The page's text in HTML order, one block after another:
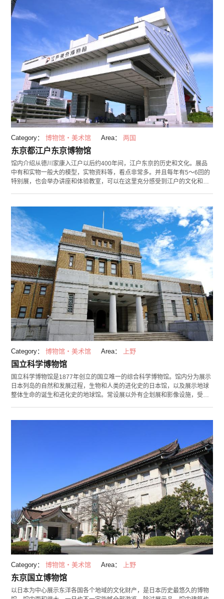
祀时才能够瞻仰其样貌。正殿旁边还有“大黑天堂”，里面祭祀着与谷中七福
神不同的"大黒天"。传说这个大黑神被丰臣秀吉所钟爱。
Category： 博物馆・美术馆 Area： 两国
东京都江户东京博物馆
馆内介绍从德川家康入江户以后约400年间，江户东京的历史和文化。展品
中有和实物一般大的模型，实物资料等，看点非常多。并且每年有5～6回的
特别展，也会举办讲座和体验教室，可以在这里充分感受到江户的文化和氛
Category： 博物馆・美术馆 Area： 上野
国立科学博物馆
国立科学博物馆是1877年创立的国立唯一的综合科学博物馆。馆内分为展示
日本列岛的自然和发展过程，生物和人类的进化史的日本馆，以及展示地球
整体生命的诞生和进化史的地球馆。常设展以外有企划展和影像设施，受到
Category： 博物馆・美术馆 Area： 上野
东京国立博物馆
以日本为中心展示东洋各国各个地域的文化财产，是日本历史最悠久的博物